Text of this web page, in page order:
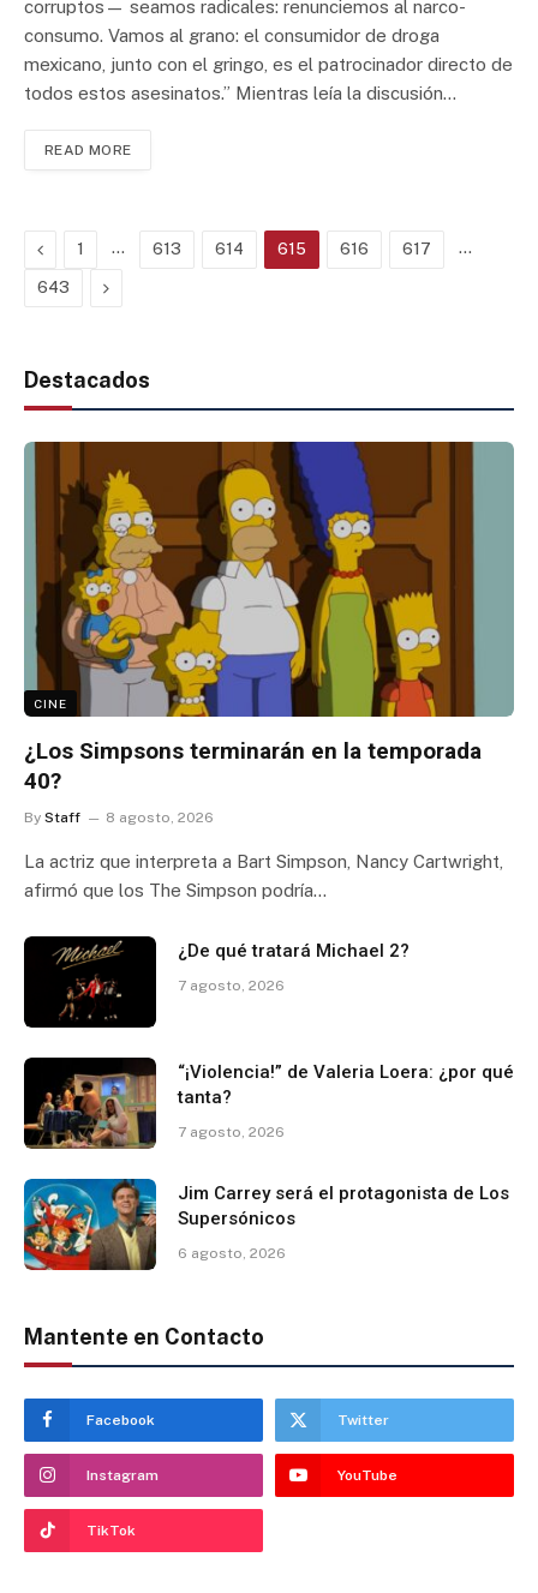
corruptos— seamos radicales: renunciemos al narco-
consumo. Vamos al grano: el consumidor de droga
mexicano, junto con el gringo, es el patrocinador directo de
todos estos asesinatos.” Mientras leía la discusión…
READ MORE
Previous
1 … 613 614 615 616 617 …
643 Next
Destacados
CINE
¿Los Simpsons terminarán en la temporada
40?
By Staff 8 agosto, 2026
La actriz que interpreta a Bart Simpson, Nancy Cartwright,
afirmó que los The Simpson podría…
¿De qué tratará Michael 2?
7 agosto, 2026
“¡Violencia!” de Valeria Loera: ¿por qué
tanta?
7 agosto, 2026
Jim Carrey será el protagonista de Los
Supersónicos
6 agosto, 2026
Mantente en Contacto
Facebook Twitter
Instagram YouTube
TikTok